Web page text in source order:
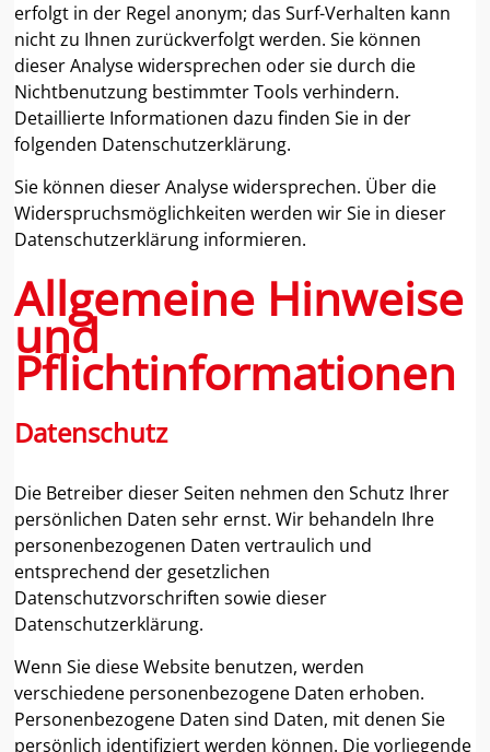
erfolgt in der Regel anonym; das Surf-Verhalten kann
nicht zu Ihnen zurückverfolgt werden. Sie können
dieser Analyse widersprechen oder sie durch die
Nichtbenutzung bestimmter Tools verhindern.
Detaillierte Informationen dazu finden Sie in der
folgenden Datenschutzerklärung.
Sie können dieser Analyse widersprechen. Über die
Widerspruchsmöglichkeiten werden wir Sie in dieser
Datenschutzerklärung informieren.
Allgemeine Hinweise
und
Pflichtinformationen
Datenschutz
Die Betreiber dieser Seiten nehmen den Schutz Ihrer
persönlichen Daten sehr ernst. Wir behandeln Ihre
personenbezogenen Daten vertraulich und
entsprechend der gesetzlichen
Datenschutzvorschriften sowie dieser
Datenschutzerklärung.
Wenn Sie diese Website benutzen, werden
verschiedene personenbezogene Daten erhoben.
Personenbezogene Daten sind Daten, mit denen Sie
persönlich identifiziert werden können. Die vorliegende